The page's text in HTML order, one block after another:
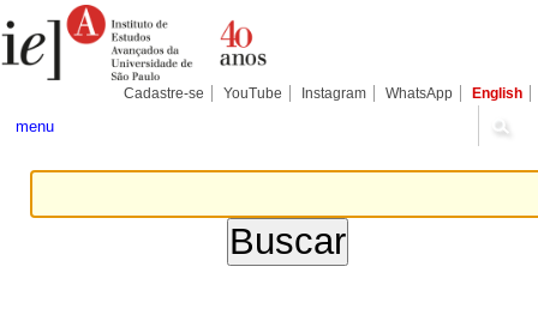
para
conteúdo.
Pessoais
Cadastre-se YouTube Instagram WhatsApp English
menu